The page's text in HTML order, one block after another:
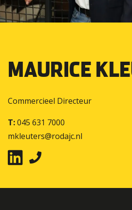
MAURICE
Commercieel Directeur
T:045 631 7000
mkleuters@rodajc.nl